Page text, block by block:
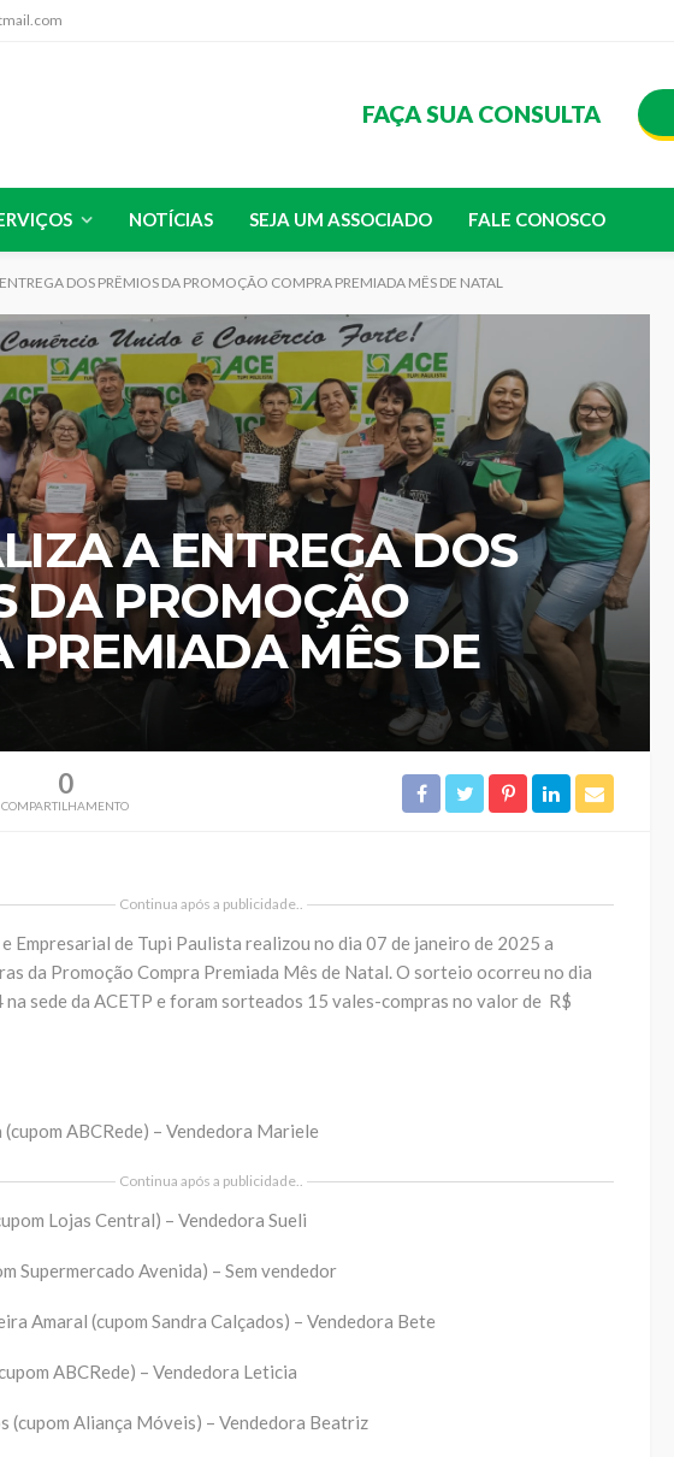
FAÇA SUA CONSULTA
NOTÍCIAS SEJA UM ASSOCIADO FALE CONOSCO
DOS PRÊMIOS DA PROMOÇÃO COMPRA PREMIADA MÊS DE NATAL
A ENTREGA DOS
DA PROMOÇÃO
PREMIADA MÊS DE
0
COMPARTILHAMENTO
Continua após a publicidade..
Empresarial de Tupi Paulista realizou no dia 07 de janeiro de 2025 a
da Promoção Compra Premiada Mês de Natal. O sorteio ocorreu no dia
na sede da ACETP e foram sorteados 15 vales-compras no valor de R$
ABCRede) – Vendedora Mariele
Continua após a publicidade..
Lojas Central) – Vendedora Sueli
Supermercado Avenida) – Sem vendedor
Amaral (cupom Sandra Calçados) – Vendedora Bete
ABCRede) – Vendedora Leticia
(cupom Aliança Móveis) – Vendedora Beatriz